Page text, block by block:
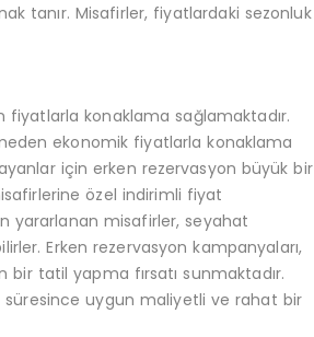
tanır. Misafirler, fiyatlardaki sezonluk
konaklama sağlamaktadır.
ekonomik fiyatlarla konaklama
için erken rezervasyon büyük bir
özel indirimli fiyat
yararlanan misafirler, seyahat
Erken rezervasyon kampanyaları,
tatil yapma fırsatı sunmaktadır.
uygun maliyetli ve rahat bir